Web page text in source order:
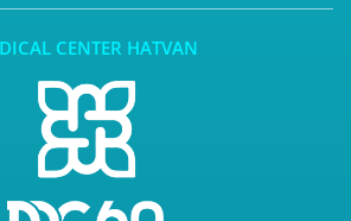
CENTER HATVAN